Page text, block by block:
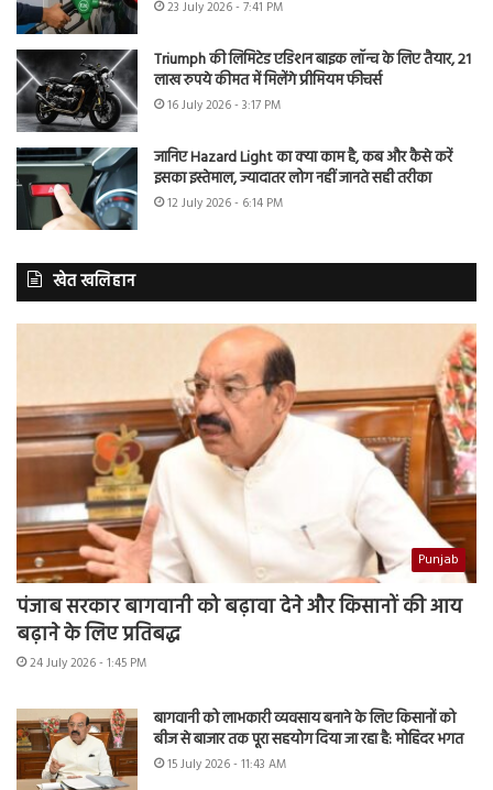
23 July 2026 - 7:41 PM
Triumph की लिमिटेड एडिशन बाइक लॉन्च के लिए तैयार, 21
लाख रुपये कीमत में मिलेंगे प्रीमियम फीचर्स
16 July 2026 - 3:17 PM
जानिए Hazard Light का क्या काम है, कब और कैसे करें
इसका इस्तेमाल, ज्यादातर लोग नहीं जानते सही तरीका
12 July 2026 - 6:14 PM
खेत खलिहान
Punjab
पंजाब सरकार बागवानी को बढ़ावा देने और किसानों की आय
बढ़ाने के लिए प्रतिबद्ध
24 July 2026 - 1:45 PM
बागवानी को लाभकारी व्यवसाय बनाने के लिए किसानों को
बीज से बाजार तक पूरा सहयोग दिया जा रहा है: मोहिंदर भगत
15 July 2026 - 11:43 AM